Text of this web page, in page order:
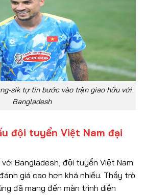
sik tự tin bước vào trận giao hữu với
Bangladesh
đội tuyển Việt Nam đại
Bangladesh, đội tuyển Việt Nam
giá cao hơn khá nhiều. Thầy trò
đã mang đến màn trình diễn